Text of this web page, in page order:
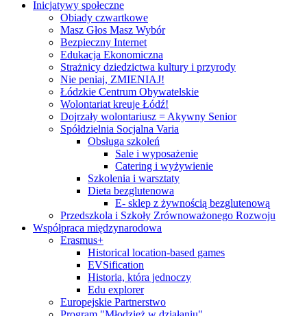
Inicjatywy społeczne
Obiady czwartkowe
Masz Głos Masz Wybór
Bezpieczny Internet
Edukacja Ekonomiczna
Strażnicy dziedzictwa kultury i przyrody
Nie peniaj, ZMIENIAJ!
Łódzkie Centrum Obywatelskie
Wolontariat kreuje Łódź!
Dojrzały wolontariusz = Akywny Senior
Spółdzielnia Socjalna Varia
Obsługa szkoleń
Sale i wyposażenie
Catering i wyżywienie
Szkolenia i warsztaty
Dieta bezglutenowa
E- sklep z żywnością bezglutenową
Przedszkola i Szkoły Zrównoważonego Rozwoju
Współpraca międzynarodowa
Erasmus+
Historical location-based games
EVSification
Historia, która jednoczy
Edu explorer
Europejskie Partnerstwo